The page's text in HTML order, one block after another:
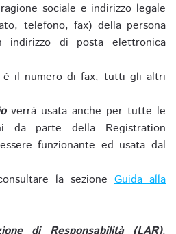
sociale e indirizzo legale
telefono, fax) della persona
indirizzo di posta elettronica
è il numero di fax, tutti gli altri
verrà usata anche per tutte le
da parte della Registration
funzionante ed usata dal
la sezione Guida alla